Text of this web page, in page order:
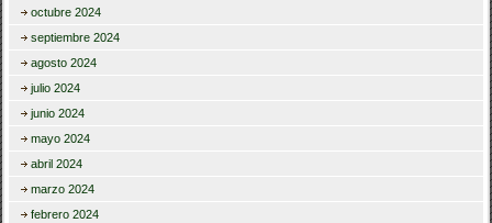
octubre 2024
septiembre 2024
agosto 2024
julio 2024
junio 2024
mayo 2024
abril 2024
marzo 2024
febrero 2024